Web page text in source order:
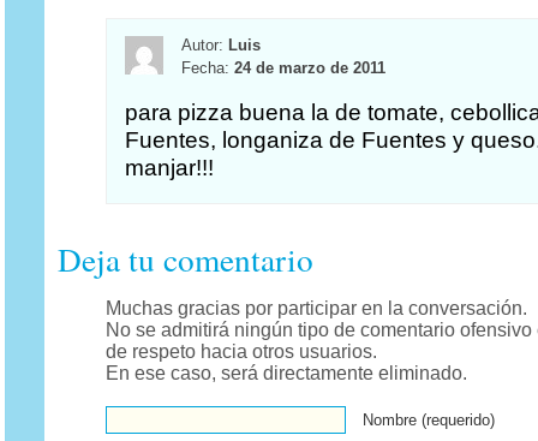
Autor: Luis
Fecha: 24 de marzo de 2011
para pizza buena la de tomate,
Fuentes, longaniza de Fuentes y
manjar!!!
Deja tu comentario
Muchas gracias por participar en la conversación.
No se admitirá ningún tipo de comentario
de respeto hacia otros usuarios.
En ese caso, será directamente eliminado.
Nombre (requerido)